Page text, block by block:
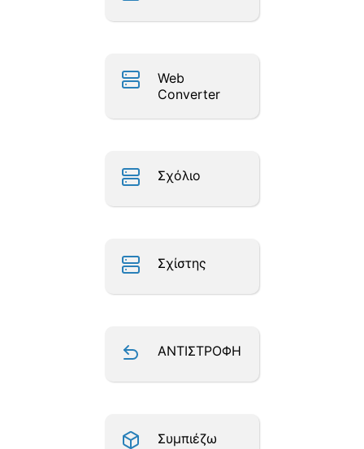
Web
Converter
Σχόλιο
Σχίστης
ΑΝΤΙΣΤΡΟΦΗ
Συμπιέζω